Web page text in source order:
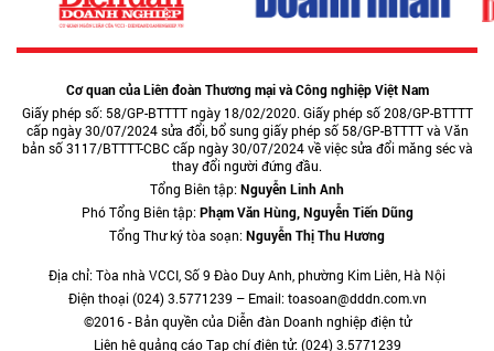
Cơ quan của Liên đoàn Thương mại và Công nghiệp Việt Nam
Giấy phép số: 58/GP-BTTTT ngày 18/02/2020. Giấy phép số 208/GP-BTTTT
cấp ngày 30/07/2024 sửa đổi, bổ sung giấy phép số 58/GP-BTTTT và Văn
bản số 3117/BTTTT-CBC cấp ngày 30/07/2024 về việc sửa đổi măng séc và
thay đổi người đứng đầu.
Tổng Biên tập:Nguyễn Linh Anh
Phó Tổng Biên tập:Phạm Văn Hùng, Nguyễn Tiến Dũng
Tổng Thư ký tòa soạn:Nguyễn Thị Thu Hương
Địa chỉ: Tòa nhà VCCI, Số 9 Đào Duy Anh, phường Kim Liên, Hà Nội
Điện thoại (024) 3.5771239 – Email: toasoan@dddn.com.vn
©2016 - Bản quyền của Diễn đàn Doanh nghiệp điện tử
Liên hệ quảng cáo Tạp chí điện tử: (024) 3.5771239